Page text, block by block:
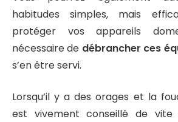
habitudes simples, mais
protéger vos appareils
nécessaire de débrancher ces
s’en être servi.
Lorsqu’il y a des orages et la
est vivement conseillé de vite